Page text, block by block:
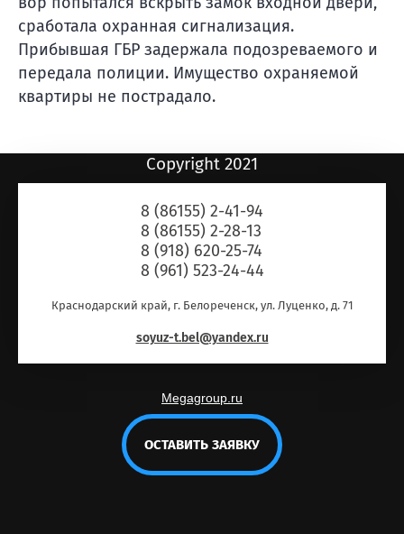
сработала охранная сигнализация.
Прибывшая ГБР задержала подозреваемого и
передала полиции. Имущество охраняемой
квартиры не пострадало.
Copyright 2021
8 (86155) 2-41-94
8 (86155) 2-28-13
8 (918) 620-25-74
8 (961) 523-24-44
Краснодарский край, г. Белореченск, ул. Луценко, д. 71
soyuz-t.bel@yandex.ru
Megagroup.ru
ОСТАВИТЬ ЗАЯВКУ